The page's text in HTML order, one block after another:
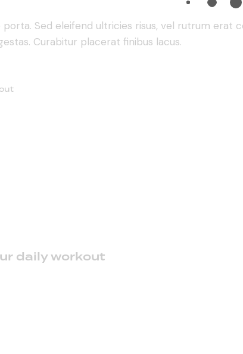
Sed eleifend ultricies risus, vel rutrum erat
Curabitur placerat finibus lacus.
daily workout